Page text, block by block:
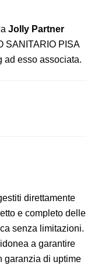
Jolly Partner
SANITARIO PISA
ad esso associata.
direttamente
e completo delle
senza limitazioni.
a garantire
garanzia di uptime